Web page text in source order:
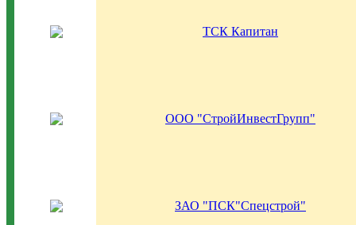
ТСК Капитан
ООО "СтройИнвестГрупп"
ЗАО "ПСК"Спецстрой"